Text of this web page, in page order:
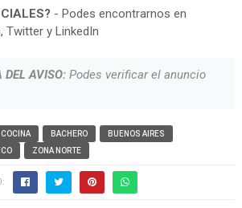
- Podes encontrarnos en
Twitter y LinkedIn
DEL AVISO:Podes verificar el anuncio
COCINA BACHERO
BUENOS AIRES
ZONA NORTE